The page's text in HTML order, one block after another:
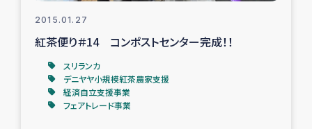
2015.01.27
紅茶便り＃14 コンポストセンター完成！！
スリランカ
デニヤヤ小規模紅茶農家支援
経済自立支援事業
フェアトレード事業